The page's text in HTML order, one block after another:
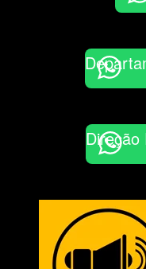
Direção